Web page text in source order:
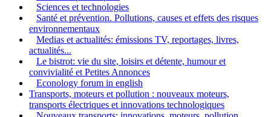
Sciences et technologies
Santé et prévention. Pollutions, causes et effets des risques
environnementaux
Medias et actualités: émissions TV, reportages, livres,
actualités...
Le bistrot: vie du site, loisirs et détente, humour et
convivialité et Petites Annonces
Econology forum in english
Transports, moteurs et pollution : nouveaux moteurs,
transports électriques et innovations technologiques